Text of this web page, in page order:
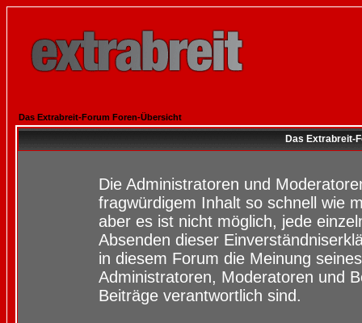
Das Extrabreit-Forum Foren-Übersicht
Das Extrabreit-
Die Administratoren und
fragwürdigem Inhalt so schnell wie
aber es ist nicht möglich, jede
Absenden dieser
in diesem Forum die Meinung
Administratoren, Moderatoren und
Beiträge verantwortlich sind.